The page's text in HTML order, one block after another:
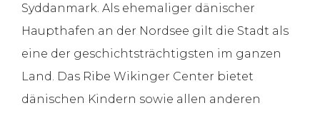
Syddanmark. Als ehemaliger dänischer
Haupthafen an der Nordsee gilt die Stadt als
eine der geschichtsträchtigsten im ganzen
Land. Das Ribe Wikinger Center bietet
dänischen Kindern sowie allen anderen